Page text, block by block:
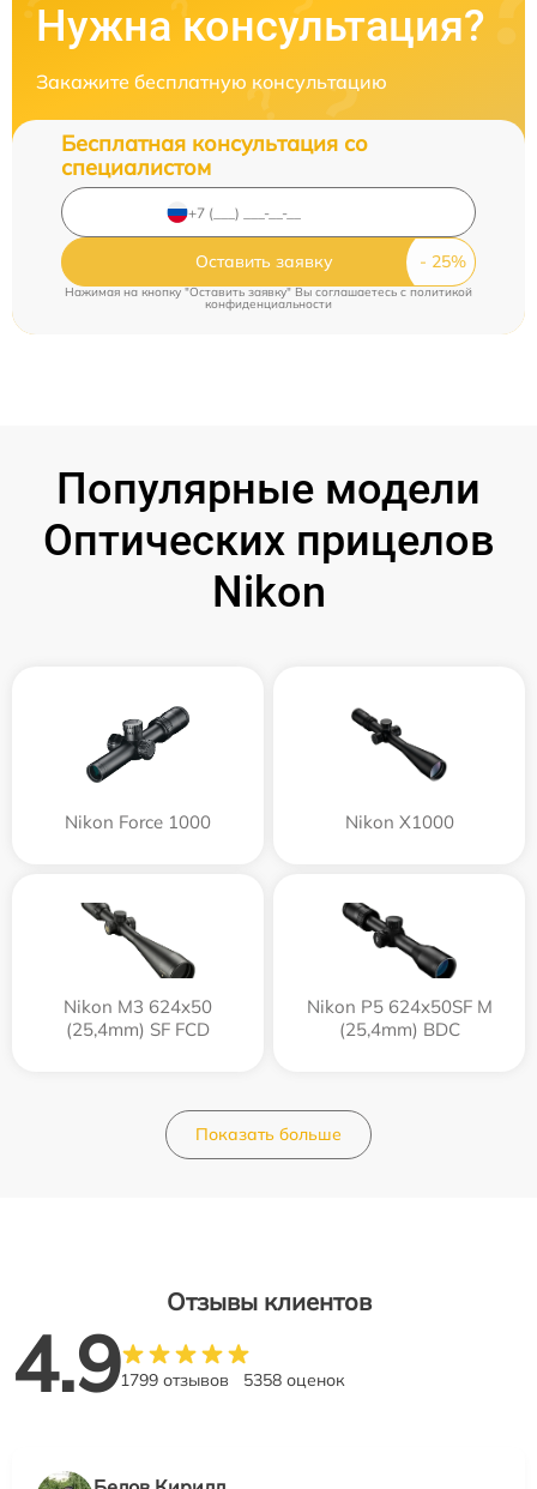
Нужна консультация?
Закажите бесплатную консультацию
Бесплатная консультация со
специалистом
Оставить заявку
Нажимая на кнопку "Оставить заявку" Вы соглашаетесь c политикой
конфиденциальности
Популярные модели
Оптических прицелов
Nikon
Nikon Force 1000 Nikon X1000
Nikon M3 624x50
(25,4mm) SF FCD
Nikon P5 624x50SF M
(25,4mm) BDC
Показать больше
Отзывы клиентов
4.91799 отзывов 5358 оценок